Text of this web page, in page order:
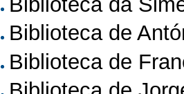
Biblioteca de
Biblioteca de